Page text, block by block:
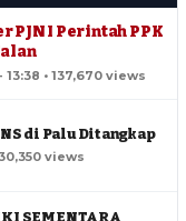
PJN I Perintah PPK
• 137,670 views
di Palu Ditangkap
views
SEMENTARA